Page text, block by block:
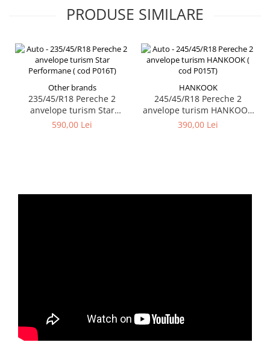
PRODUSE SIMILARE
Other brands
235/45/R18 Pereche 2
anvelope turism Star
Performane ( cod P016T)
590,00 Lei
HANKOOK
245/45/R18 Pereche 2
anvelope turism HANKOOK
( cod P015T)
390,00 Lei